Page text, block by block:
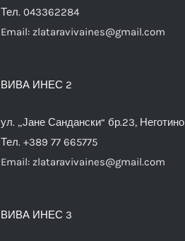
Тел. 043362284
Email: zlataravivaines@gmail.com
ВИВА ИНЕС 2
ул. „Јане Сандански“ бр.23, Неготино
Тел. +389 77 665775
Email: zlataravivaines@gmail.com
ВИВА ИНЕС 3